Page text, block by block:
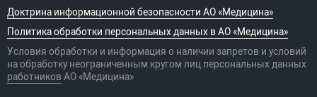
Доктрина информационной безопасности АО «Медицина»
Политика обработки персональных данных в АО «Медицина»
Условия обработки и информация о наличии запретов и условий
на обработку неограниченным кругом лиц персональных данных
работников АО «Медицина»